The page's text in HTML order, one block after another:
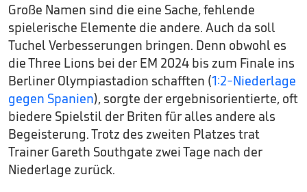
Große Namen sind die eine Sache, fehlende
spielerische Elemente die andere. Auch da soll
Tuchel Verbesserungen bringen. Denn obwohl es
die Three Lions bei der EM 2024 bis zum Finale ins
Berliner Olympiastadion schafften (1:2-Niederlage
gegen Spanien), sorgte der ergebnisorientierte, oft
biedere Spielstil der Briten für alles andere als
Begeisterung. Trotz des zweiten Platzes trat
Trainer Gareth Southgate zwei Tage nach der
Niederlage zurück.